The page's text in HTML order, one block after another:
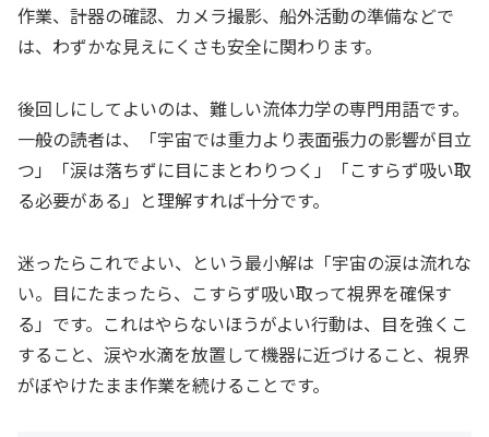
作業、計器の確認、カメラ撮影、船外活動の準備などで
は、わずかな見えにくさも安全に関わります。
後回しにしてよいのは、難しい流体力学の専門用語です。
一般の読者は、「宇宙では重力より表面張力の影響が目立
つ」「涙は落ちずに目にまとわりつく」「こすらず吸い取
る必要がある」と理解すれば十分です。
迷ったらこれでよい、という最小解は「宇宙の涙は流れな
い。目にたまったら、こすらず吸い取って視界を確保す
る」です。これはやらないほうがよい行動は、目を強くこ
すること、涙や水滴を放置して機器に近づけること、視界
がぼやけたまま作業を続けることです。